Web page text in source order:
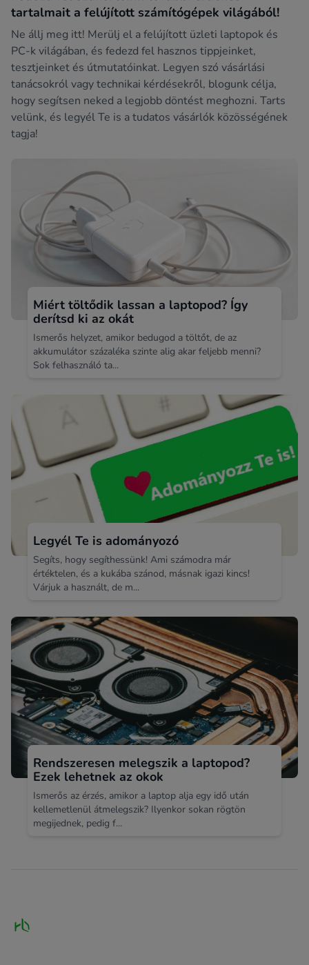
tartalmait a felújított számítógépek világából!
Ne állj meg itt! Merülj el a felújított üzleti laptopok és
PC-k világában, és fedezd fel hasznos tippjeinket,
tesztjeinket és útmutatóinkat. Legyen szó vásárlási
tanácsokról vagy technikai kérdésekről, blogunk célja,
hogy segítsen neked a legjobb döntést meghozni. Tarts
velünk, és legyél Te is a tudatos vásárlók közösségének
tagja!
Miért töltődik lassan a laptopod? Így
derítsd ki az okát
Ismerős helyzet, amikor bedugod a töltőt, de az
akkumulátor százaléka szinte alig akar feljebb menni?
Sok felhasználó ta...
Legyél Te is adományozó
Segíts, hogy segíthessünk! Ami számodra már
értéktelen, és a kukába szánod, másnak igazi kincs!
Várjuk a használt, de m...
Rendszeresen melegszik a laptopod?
Ezek lehetnek az okok
Ismerős az érzés, amikor a laptop alja egy idő után
kellemetlenül átmelegszik? Ilyenkor sokan rögtön
megijednek, pedig f...